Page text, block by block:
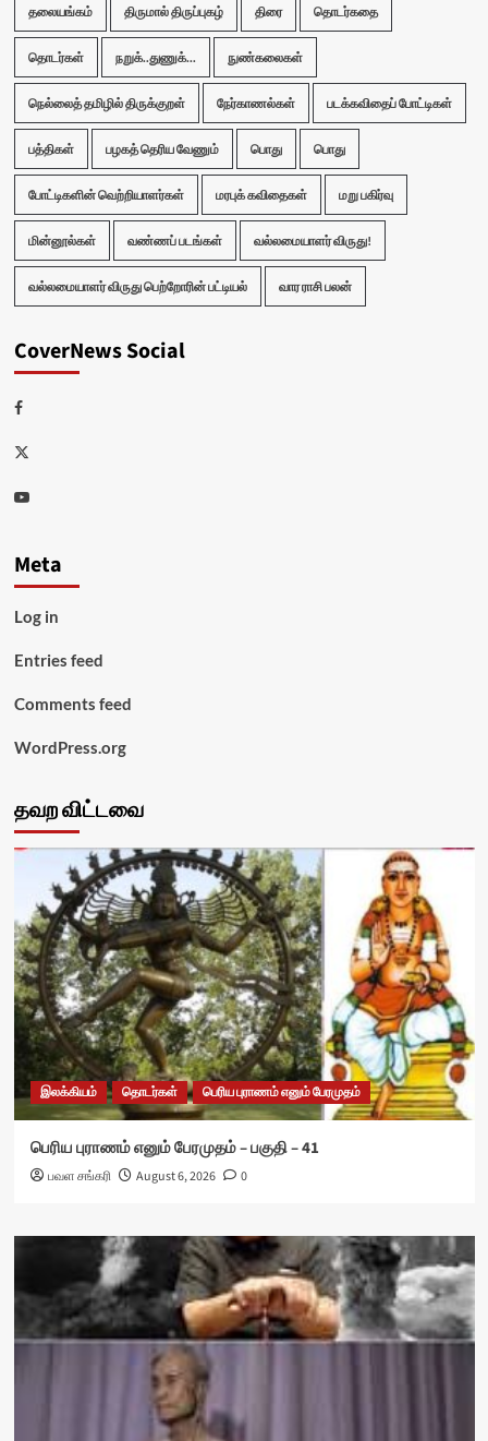
தலையங்கம் திருமால் திருப்புகழ் திரை தொடர்கதை
தொடர்கள் நறுக்..துணுக்... நுண்கலைகள்
நெல்லைத் தமிழில் திருக்குறள் நேர்காணல்கள் படக்கவிதைப் போட்டிகள்
பத்திகள் பழகத் தெரிய வேணும் பொது பொது
போட்டிகளின் வெற்றியாளர்கள் மரபுக் கவிதைகள் மறு பகிர்வு
மின்னூல்கள் வண்ணப் படங்கள் வல்லமையாளர் விருது!
வல்லமையாளர் விருது பெற்றோரின் பட்டியல் வார ராசி பலன்
CoverNews Social
Facebook
Twitter
Youtube
Meta
Log in
Entries feed
Comments feed
WordPress.org
தவற விட்டவை
இலக்கியம் தொடர்கள் பெரிய புராணம் எனும் பேரமுதம்
பெரிய புராணம் எனும் பேரமுதம் – பகுதி – 41
பவள சங்கரி August 6, 2026 0